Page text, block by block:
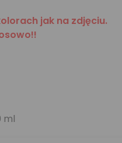
jak na zdjęciu.
ml